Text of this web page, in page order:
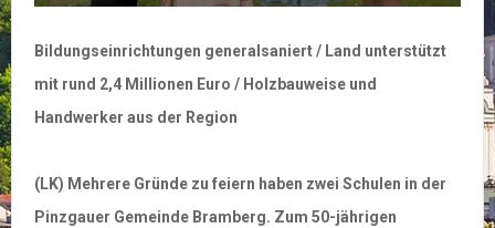
Bildungseinrichtungen generalsaniert / Land unterstützt
mit rund 2,4 Millionen Euro / Holzbauweise und
Handwerker aus der Region
(LK) Mehrere Gründe zu feiern haben zwei Schulen in der
Pinzgauer Gemeinde Bramberg. Zum 50-jährigen